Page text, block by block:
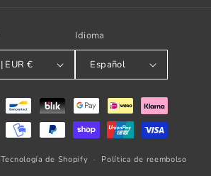
España | EUR €
Idioma
Español
Tecnología de Shopify
Política de reembolso